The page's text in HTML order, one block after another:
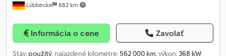
Lübbecke 882 km
Informácia o cene Zavolať
Stav: použitý, najazdené kilometre: 562 000 km, výkon: 368 kW